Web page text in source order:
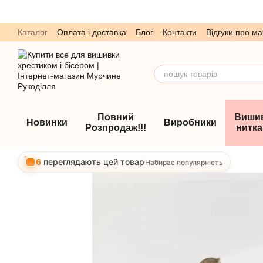
Каталог Оплата і доставка Блог Контакти
Відгуки про
Обмін та повернення
Угода користувача
Новинки
Повний
Розпродаж!!!
Виробники
6 переглядають цей товарНабирає популярність